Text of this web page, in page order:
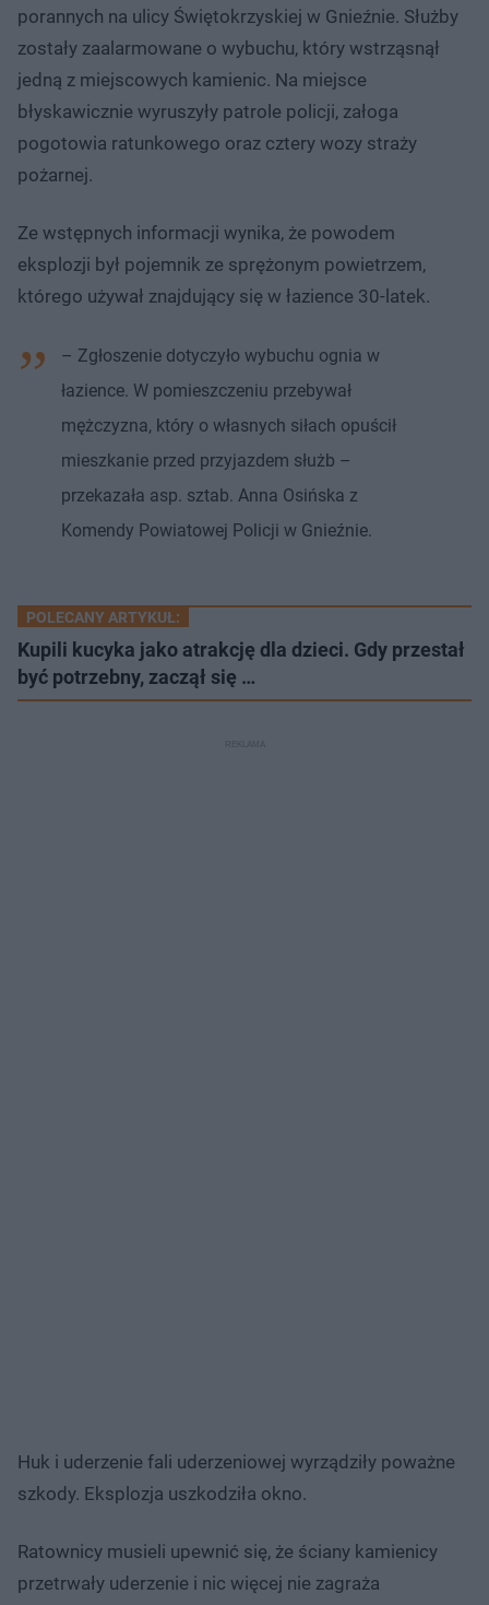
porannych na ulicy Świętokrzyskiej w Gnieźnie. Służby
zostały zaalarmowane o wybuchu, który wstrząsnął
jedną z miejscowych kamienic. Na miejsce
błyskawicznie wyruszyły patrole policji, załoga
pogotowia ratunkowego oraz cztery wozy straży
pożarnej.
Ze wstępnych informacji wynika, że powodem
eksplozji był pojemnik ze sprężonym powietrzem,
którego używał znajdujący się w łazience 30-latek.
– Zgłoszenie dotyczyło wybuchu ognia w
łazience. W pomieszczeniu przebywał
mężczyzna, który o własnych siłach opuścił
mieszkanie przed przyjazdem służb –
przekazała asp. sztab. Anna Osińska z
Komendy Powiatowej Policji w Gnieźnie.
POLECANY ARTYKUŁ:
Kupili kucyka jako atrakcję dla dzieci. Gdy przestał
być potrzebny, zaczął się …
Huk i uderzenie fali uderzeniowej wyrządziły poważne
szkody. Eksplozja uszkodziła okno.
Ratownicy musieli upewnić się, że ściany kamienicy
przetrwały uderzenie i nic więcej nie zagraża